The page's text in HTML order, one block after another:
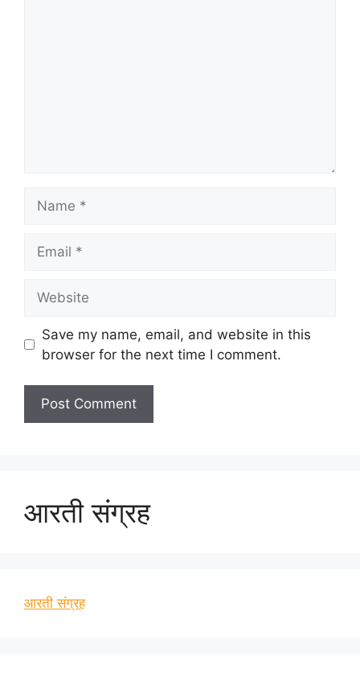
Save my name, email, and website in this
browser for the next time I comment.
आरती संग्रह
आरती संग्रह